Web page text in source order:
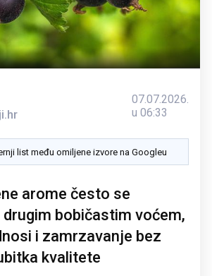
07.07.2026.
u 06:33
list među omiljene izvore na Googleu
arome često se
drugim bobičastim voćem,
i zamrzavanje bez
kvalitete